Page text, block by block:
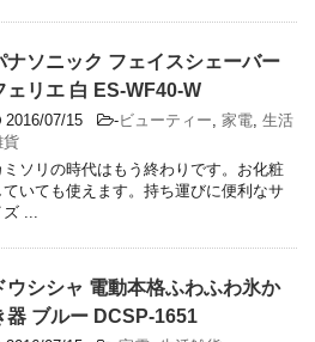
ナソニック フェイスシェーバー
ェリエ 白 ES-WF40-W
2016/07/15 -ビューティー, 家電, 生活
貨
ミソリの時代はもう終わりです。お化粧
ていても使えます。持ち運びに便利なサ
ズ ...
ウシシャ 電動本格ふわふわ氷か
器 ブルー DCSP-1651